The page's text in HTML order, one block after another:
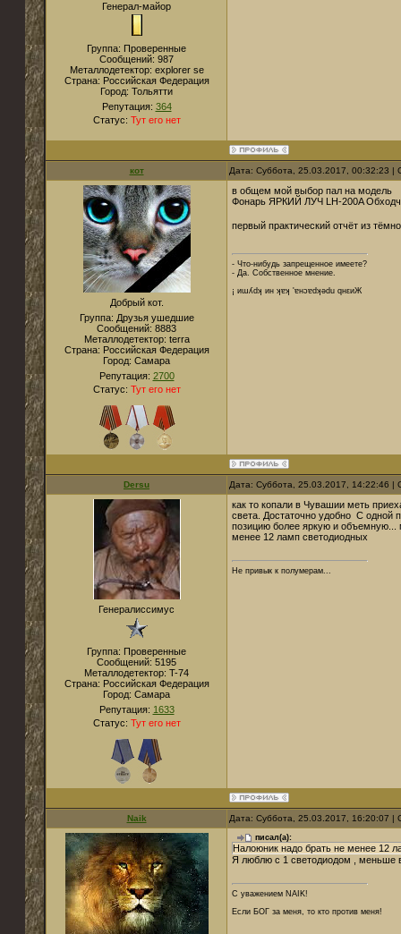
Генерал-майор
Группа: Проверенные
Сообщений: 987
Металлодетектор: explorer se
Страна: Российская Федерация
Город: Тольятти
Репутация: 364
Статус: Тут его нет
кот Дата: Суббота, 25.03.2017, 00:32:23
Добрый кот.
Группа: Друзья ушедшие
Сообщений: 8883
Металлодетектор: terra
Страна: Российская Федерация
Город: Cамара
Репутация: 2700
Статус: Тут его нет
в общем мой выбор пал на модель
Фонарь ЯРКИЙ ЛУЧ LH-200A
первый практический отчёт из
- Что-нибудь запрещенное имеете?
- Да. Собственное мнение.
¡ иɯʎdʞ ин ʞɐʞ 'ɐнɔɐdʞǝdu qнεиЖ
Dersu Дата: Суббота, 25.03.2017, 14:22:46
Генералиссимус
Группа: Проверенные
Сообщений: 5195
Металлодетектор: T-74
Страна: Российская Федерация
Город: Самара
Репутация: 1633
Статус: Тут его нет
как то копали в Чувашии меть
света. Достаточно удобно С одной
позицию более яркую и объемную...
менее 12 ламп светодиодных
Не привык к полумерам...
Naik Дата: Суббота, 25.03.2017, 16:20:07
писал(а):
Налоюник надо брать не менее 12
Я люблю с 1 светодиодом , меньше
С уважением NAIK!
Если БОГ за меня, то кто против меня!